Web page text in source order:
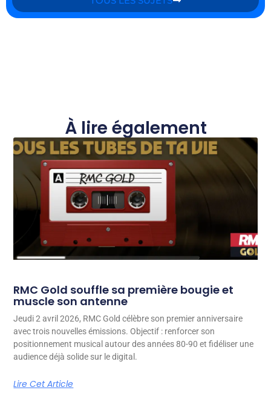
À lire également
RMC Gold souffle sa première bougie et
muscle son antenne
Jeudi 2 avril 2026, RMC Gold célèbre son premier anniversaire
avec trois nouvelles émissions. Objectif : renforcer son
positionnement musical autour des années 80-90 et fidéliser une
audience déjà solide sur le digital.
Lire Cet Article